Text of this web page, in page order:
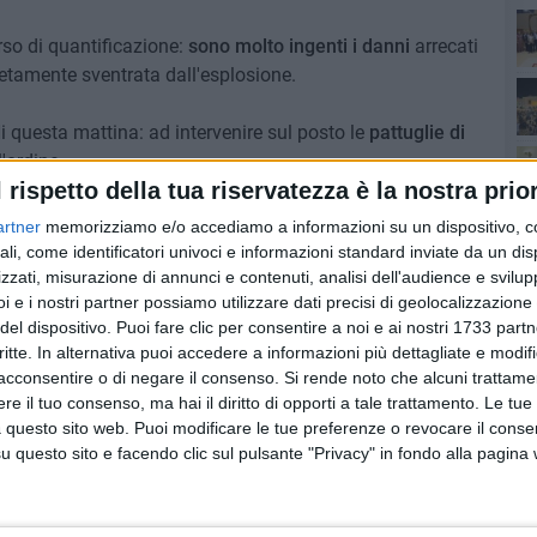
rispetto della tua riservatezza è la nostra
memorizziamo e/o accediamo a informazioni su un dispositivo,
come identificatori univoci e informazioni standard inviate da un
misurazione di annunci e contenuti, analisi dell'audience e
e i nostri partner possiamo utilizzare dati precisi di
dispositivo. Puoi fare clic per consentire a noi e ai nostri 1733
In alternativa puoi accedere a informazioni più dettagliate e
o di negare il consenso. Si rende noto che alcuni
il tuo consenso, ma hai il diritto di opporti a tale trattamento. Le
sito web. Puoi modificare le tue preferenze o revocare il
questo sito e facendo clic sul pulsante "Privacy" in fondo alla pagina
di quantificazione: sono molto ingenti i danni arrecati
sventrata dall'esplosione.
questa mattina: ad intervenire sul posto le pattuglie di
via Corsica, una loro pattuglia ha forato
della presenza dichiodi a tre punteposti sulla strada
chiunque intervenisse.
dalla strada ulteriori chiodi a tre punte rinvenuti
stradale.